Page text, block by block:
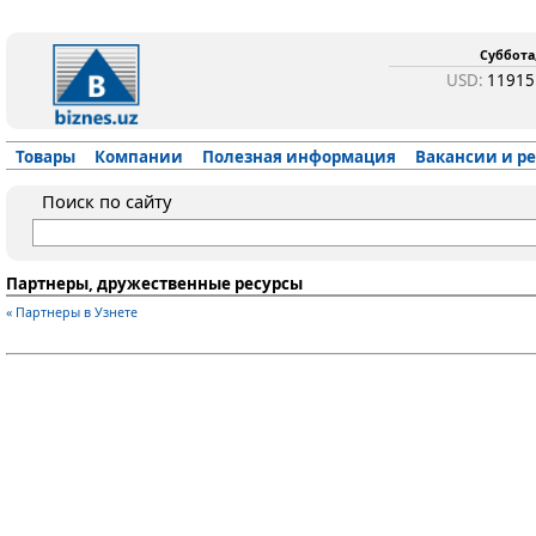
USD:
Товары Компании Полезная информация Вакансии и
Поиск по сайту
Партнеры, дружественные ресурсы
« Партнеры в Узнете